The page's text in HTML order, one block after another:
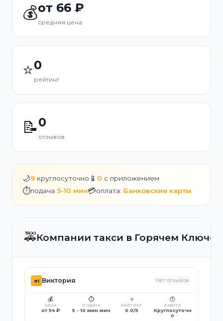
💰от 66 ₽
средняя цена
⭐0
рейтинг
📝0
отзывов
🌙9 круглосуточно 📱 0 с приложением
⏱️подача 5-10 мин💳оплата: Банковские карты
🚕Компании такси в Горячем Ключе
#1 Виктория Нет отзывов
💰
ЦЕНА
от 54 ₽
⏱️
ПОДАЧА
5 - 10 мин мин
⭐
РЕЙТИНГ
0.0/5
🕐
РАБОТА
Круглосуточн
о